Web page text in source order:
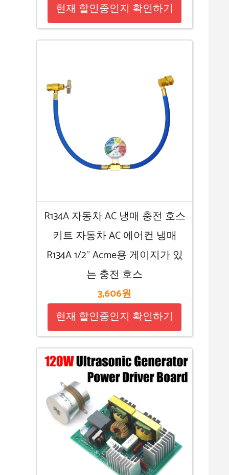
현재 할인중인지 확인하기
R134A 자동차 AC 냉매 충전 호스
키트 자동차 AC 에어컨 냉매
R134A 1/2” Acme용 게이지가 있
는 충전 호스
3,606원
현재 할인중인지 확인하기